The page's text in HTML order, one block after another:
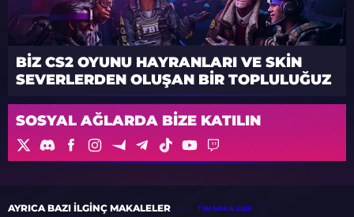
BIZ CS2 OYUNU HAYRANLARI VE SKIN
SEVERLERDEN OLUŞAN BIR TOPLULUĞUZ
SOSYAL AĞLARDA BIZE KATILIN
AYRICA BAZI ILGINÇ MAKALELER TÜM MAKALELER